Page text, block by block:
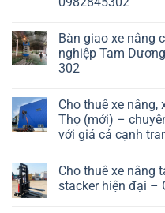
Bàn giao xe nâng
nghiệp Tam
302
Cho thuê xe nâng,
Thọ (mới) –
với giá cả cạnh
Cho thuê xe nâng
stacker hiện đại –